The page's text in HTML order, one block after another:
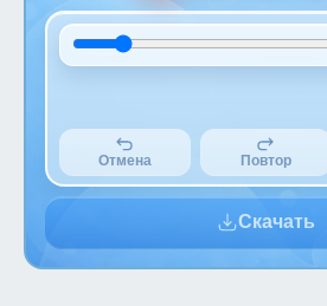
Отмена Повтор
Скачать